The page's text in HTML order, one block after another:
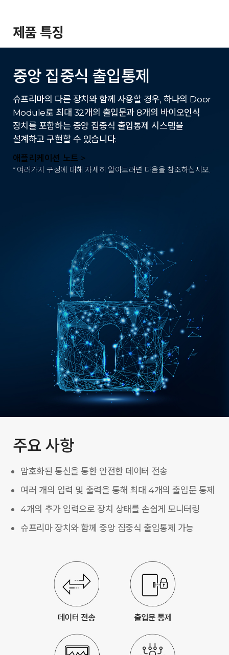
제품 특징
중앙 집중식 출입통제
슈프리마의 다른 장치와 함께 사용할 경우, 하나의 Door
Module로 최대 32개의 출입문과 8개의 바이오인식
장치를 포함하는 중앙 집중식 출입통제 시스템을
설계하고 구현할 수 있습니다.
애플리케이션 노트 >
* 여러가지 구성에 대해 자세히 알아보려면 다음을 참조하십시오.
주요 사항
암호화된 통신을 통한 안전한 데이터 전송
여러 개의 입력 및 출력을 통해 최대 4개의 출입문 통제
4개의 추가 입력으로 장치 상태를 손쉽게 모니터링
슈프리마 장치와 함께 중앙 집중식 출입통제 가능